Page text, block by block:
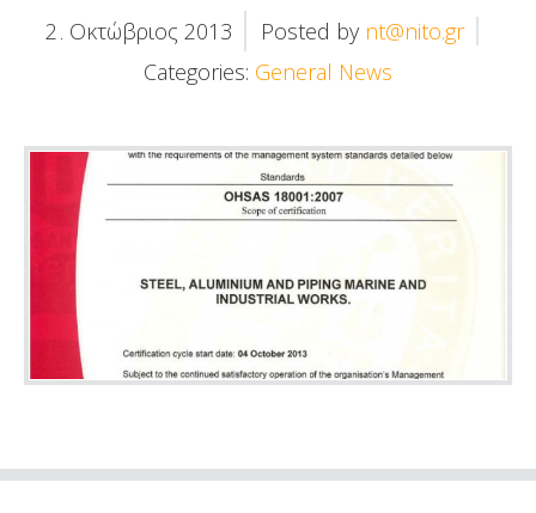
2 . Οκτώβριος 2013 Posted by nt@nito.gr
Categories: General News